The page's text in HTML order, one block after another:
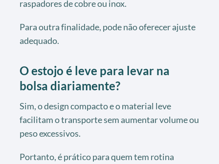
raspadores de cobre ou inox.
Para outra finalidade, pode não oferecer ajuste
adequado.
O estojo é leve para levar na
bolsa diariamente?
Sim, o design compacto e o material leve
facilitam o transporte sem aumentar volume ou
peso excessivos.
Portanto, é prático para quem tem rotina